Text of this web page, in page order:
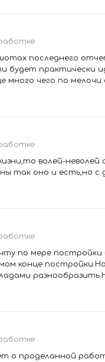
последнего
будет практически
чего по мелочи
волей-неволей
так оно и есть,но
по мере постройки
конце
о проделанной